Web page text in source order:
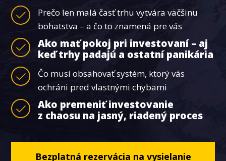
Prečo len malá časť trhu vytvára väčšinu
bohatstva – a čo to znamená pre vás
Ako mať pokoj pri investovaní – aj
keď trhy padajú a ostatní panikária
Čo musí obsahovať systém, ktorý vás
ochráni pred vlastnými chybami
Ako premeniť investovanie
z chaosu na jasný, riadený proces
Bezplatná rezervácia na vysielanie